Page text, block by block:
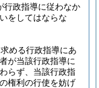
行政指導に従わなか
をしてはならな
める行政指導にあ
が当該行政指導に
らず、当該行政指
権利の行使を妨げ